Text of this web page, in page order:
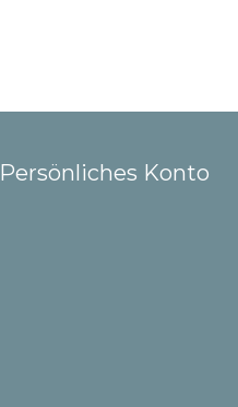
Persönliches Konto